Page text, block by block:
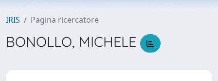
IRIS Pagina ricercatore
BONOLLO, MICHELE